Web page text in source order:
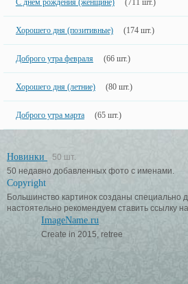
С днем рождения (женщине) (711 шт.)
Хорошего дня (позитивные) (174 шт.)
Доброго утра февраля (66 шт.)
Хорошего дня (летние) (80 шт.)
Доброго утра марта (65 шт.)
Новинки
50 шт.
50 недавно добавленных фото с именами.
Copyright
Большинство картинок созданы специально
настоятельно рекомендуем ставить ссылку
ImageName.ru
Create in 2015, retree